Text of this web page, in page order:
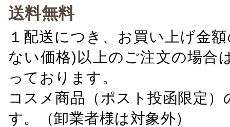
送料無料
１配送につき、お買い上げ金
ない価格)以上のご注文の場合
っております。
コスメ商品（ポスト投函限定
す。（卸業者様は対象外）